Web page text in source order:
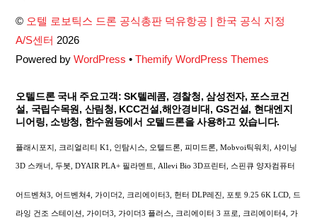
© 오텔 로보틱스 드론 공식총판 덕유항공 | 한국 공식 지정
A/S센터 2026
Powered byWordPress •Themify WordPress Themes
오텔드론 국내 주요고객: SK텔레콤, 경찰청, 삼성전자, 포스코건
설, 국립수목원, 산림청, KCC건설,해안경비대, GS건설, 현대엔지
니어링, 소방청, 한수원등에서 오텔드론을 사용하고 있습니다.
플래시포지, 크리얼리티 K1, 인탐시스, 오텔드론, 피미드론, Mobvoi틱워치, 샤이닝
3D 스캐너, 두봇, DYAIR PLA+ 필라멘트, Allevi Bio 3D프린터, 스핀큐 양자컴퓨터
어드벤쳐3, 어드벤쳐4, 가이더2, 크리에이터3, 헌터 DLP레진, 포토 9.25 6K LCD, 드
라잉 건조 스테이션, 가이더3, 가이더3 플러스, 크리에이터 3 프로, 크리에이터4, 가